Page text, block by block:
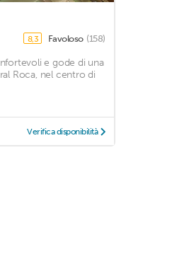
8,3 Favoloso (158)
e gode di una
Roca, nel centro di
Verifica disponibilità